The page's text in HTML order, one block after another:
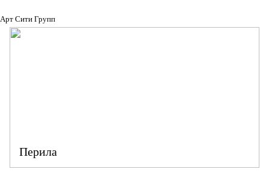
Арт Сити Групп
Перила